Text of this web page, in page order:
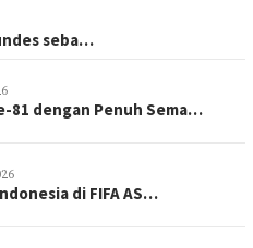
seba…
81 dengan Penuh Sema…
di FIFA AS…